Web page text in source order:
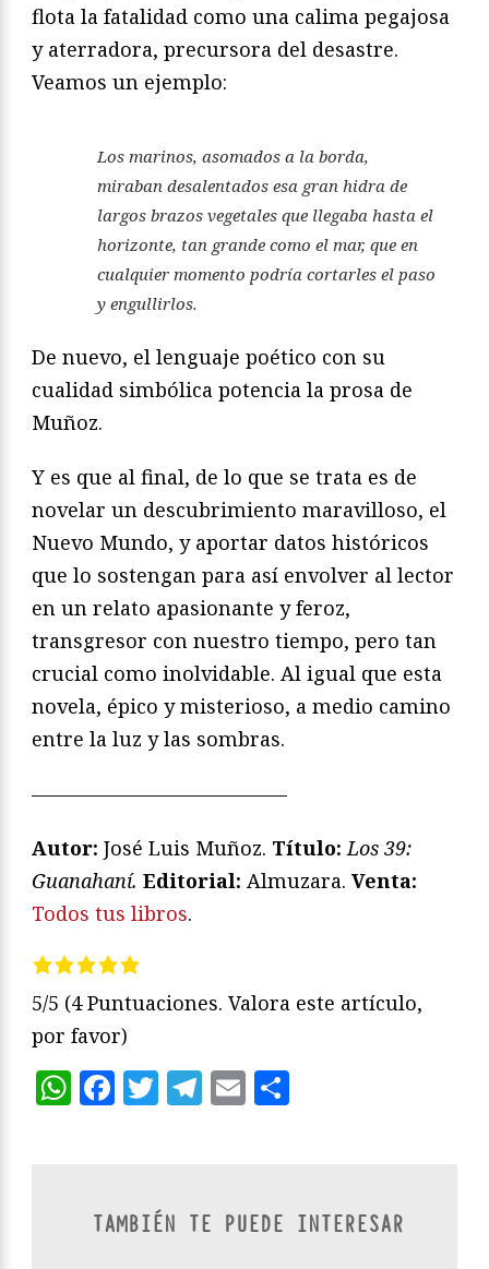
flota la fatalidad como una calima pegajosa
y aterradora, precursora del desastre.
Veamos un ejemplo:
Los marinos, asomados a la borda,
miraban desalentados esa gran hidra de
largos brazos vegetales que llegaba hasta el
horizonte, tan grande como el mar, que en
cualquier momento podría cortarles el paso
y engullirlos.
De nuevo, el lenguaje poético con su
cualidad simbólica potencia la prosa de
Muñoz.
Y es que al final, de lo que se trata es de
novelar un descubrimiento maravilloso, el
Nuevo Mundo, y aportar datos históricos
que lo sostengan para así envolver al lector
en un relato apasionante y feroz,
transgresor con nuestro tiempo, pero tan
crucial como inolvidable. Al igual que esta
novela, épico y misterioso, a medio camino
entre la luz y las sombras.
—————————————
Autor: José Luis Muñoz. Título:Los 39:
Guanahaní. Editorial: Almuzara. Venta:
Todos tus libros.
5/5 (4 Puntuaciones. Valora este artículo,
por favor)
WhatsApp
Facebook
Twitter
Telegram
Email
TAMBIÉN TE PUEDE INTERESAR